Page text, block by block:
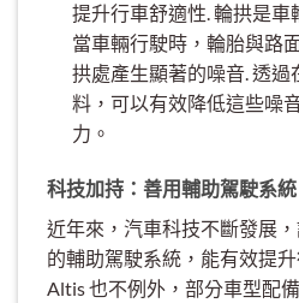
提升行車舒適性. 輪拱是車
當車輛行駛時，輪胎與路
拱處產生顯著的噪音. 透
料，可以有效降低這些噪
力。
科技加持：善用輔助駕駛系統
近年來，汽車科技不斷發展
的輔助駕駛系統，能有效提
Altis 也不例外，部分車型配